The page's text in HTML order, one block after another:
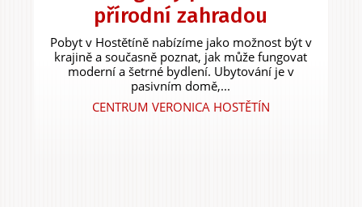
přírodní zahradou
Pobyt v Hostětíně nabízíme jako možnost být v
krajině a současně poznat, jak může fungovat
moderní a šetrné bydlení. Ubytování je v
pasivním domě,...
CENTRUM VERONICA HOSTĚTÍN